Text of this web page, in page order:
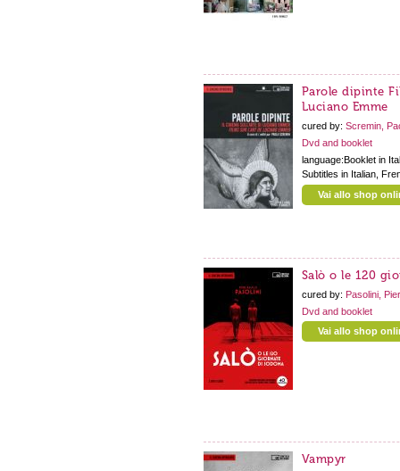
Parole dipinte
Luciano Emme
cured by: Scremin,
Dvd and booklet
language:Booklet in
Subtitles in Italian,
Vai allo shop
Salò o le 120
cured by: Pasolini,
Dvd and booklet
Vai allo shop
Vampyr